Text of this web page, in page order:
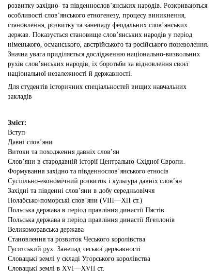
розвитку західно- та південнослов’янських народів. Роз­криваються
особливості слов’янського етногенезу, процесу ви­никнення,
становлення, розвитку та занепаду феодальних слов’янських
держав. Показується становище слов’янських на­родів у період
німецького, османського, австрійського та російського поневолення.
Значна увага приділяється досліджен­ню національно-визвольних
рухів слов’янських народів, їх боротьби за відновлення своєї
національної незалежності й дер­жавності.
Для студентів історичних спеціальностей вищих навчальних
закладів
Зміст:
Вступ
Давні слов’яни
Витоки та походження давніх слов’ян
Слов’яни в стародавній історії Центрально-Східної Європи.
Формування західно та південнослов’янського етносів
Суспільно-економічний розвиток і культура давніх слов’ян
Західні та південні слов’яни в добу середньовіччя
Полабсько-поморські слов’яни (VIII—XII ст.)
Польська держава в період правління династії Пястів
Польська держава в період правління династії Ягеллонів
Великоморавська держава
Становлення та розвиток Чеського королівства
Гуситський рух. Занепад чеської державності
Словацькі землі у складі Угорського королівства
Словацькі землі в XVI—XVII ст.